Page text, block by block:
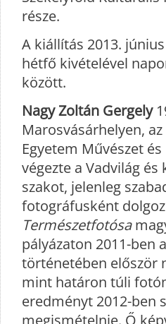
része.
A kiállítás 2013.
hétfő kivételével
között.
Nagy Zoltán Gergely
Marosvásárhelyen,
Egyetem Művészet
végezte a Vadvilág
szakot, jelenleg
fotográfusként
Természetfotósa
pályázaton 2011-ben
történetében először
mint határon túli
eredményt 2012-ben
megismételnie. Ő